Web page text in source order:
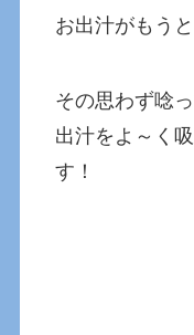
お出汁がもう
その思わず唸
出汁をよ～く
す！